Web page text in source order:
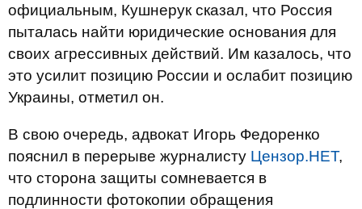
официальным, Кушнерук сказал, что Россия
пыталась найти юридические основания для
своих агрессивных действий. Им казалось, что
это усилит позицию России и ослабит позицию
Украины, отметил он.
В свою очередь, адвокат Игорь Федоренко
пояснил в перерыве журналисту Цензор.НЕТ,
что сторона защиты сомневается в
подлинности фотокопии обращения